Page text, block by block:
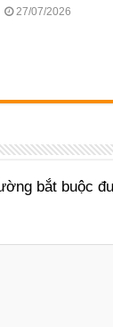
27/07/2026
bắt buộc